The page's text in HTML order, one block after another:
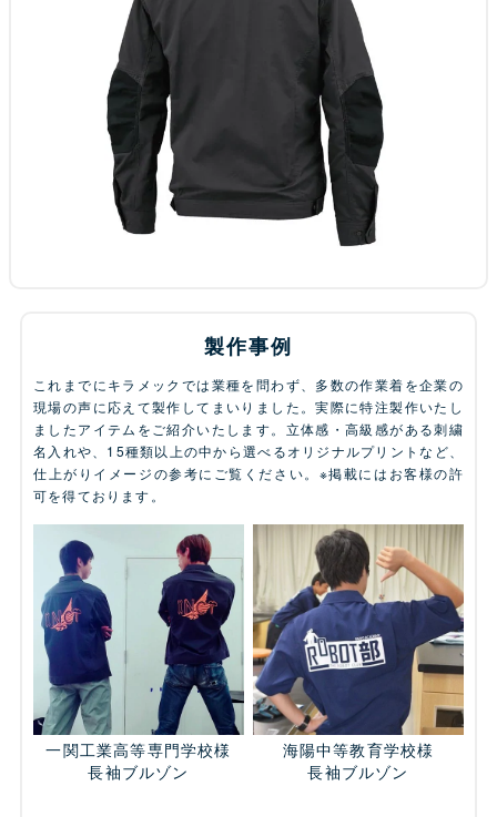
製作事例
これまでにキラメックでは業種を問わず、多数の作業着を企業の
現場の声に応えて製作してまいりました。実際に特注製作いたし
ましたアイテムをご紹介いたします。立体感・高級感がある刺繍
名入れや、15種類以上の中から選べるオリジナルプリントなど、
仕上がりイメージの参考にご覧ください。※掲載にはお客様の許
可を得ております。
一関工業高等専門学校様
長袖ブルゾン
海陽中等教育学校様
長袖ブルゾン